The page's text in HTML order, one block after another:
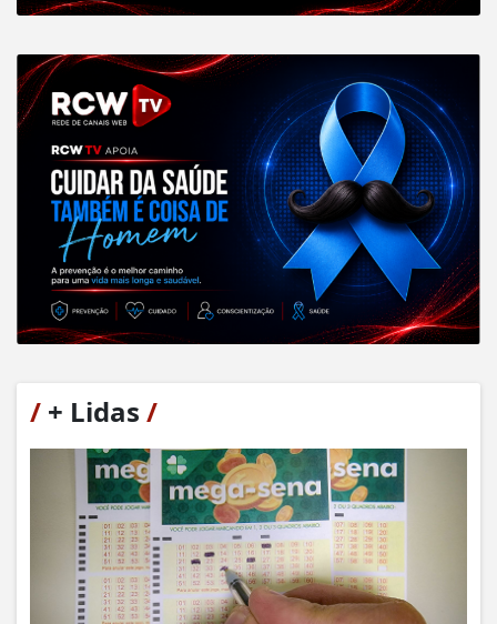
/ + Lidas /